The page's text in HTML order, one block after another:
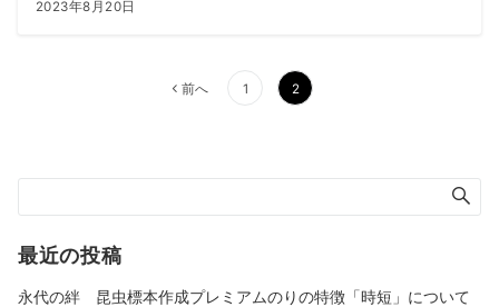
2023年8月20日
ジ
送
前へ 1 2
最近の投稿
永代の絆 昆虫標本作成プレミアムのりの特徴「時短」について